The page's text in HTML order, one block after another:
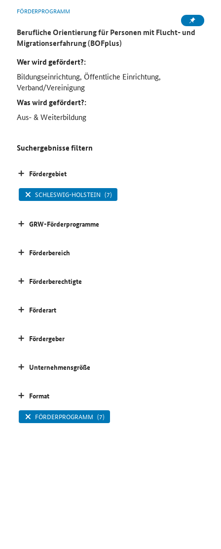
FÖRDERPROGRAMM
Berufliche Orientierung für Personen mit Flucht- und
Migrationserfahrung (BOFplus)
Wer wird gefördert?:
Bildungseinrichtung, Öffentliche Einrichtung,
Verband/Vereinigung
Was wird gefördert?:
Aus- & Weiterbildung
Suchergebnisse filtern
Fördergebiet
SCHLESWIG-HOLSTEIN (7)
GRW-Förderprogramme
Förderbereich
Förderberechtigte
Förderart
Fördergeber
Unternehmensgröße
Format
FÖRDERPROGRAMM (7)